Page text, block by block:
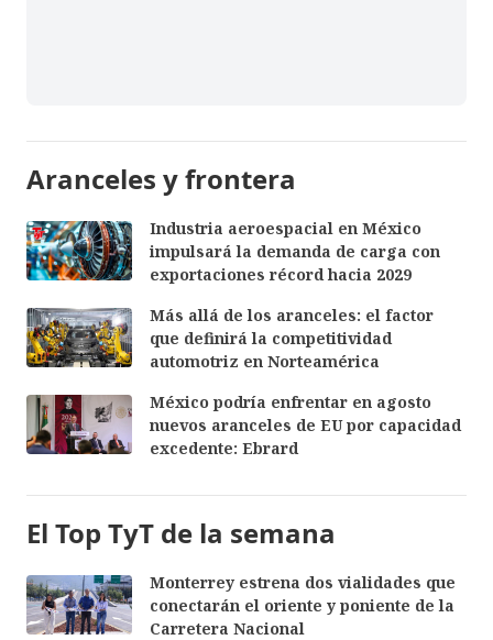
Aranceles y frontera
Industria aeroespacial en México
impulsará la demanda de carga con
exportaciones récord hacia 2029
Más allá de los aranceles: el factor
que definirá la competitividad
automotriz en Norteamérica
México podría enfrentar en agosto
nuevos aranceles de EU por capacidad
excedente: Ebrard
El Top TyT de la semana
Monterrey estrena dos vialidades que
conectarán el oriente y poniente de la
Carretera Nacional